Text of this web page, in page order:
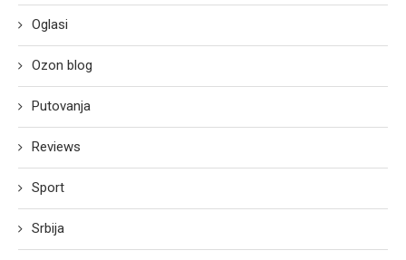
Oglasi
Ozon blog
Putovanja
Reviews
Sport
Srbija